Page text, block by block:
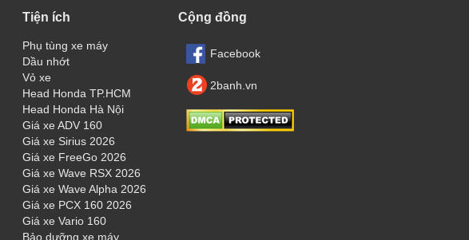
Tiện ích
Phụ tùng xe máy
Dầu nhớt
Vỏ xe
Head Honda TP.HCM
Head Honda Hà Nội
Giá xe ADV 160
Giá xe Sirius 2026
Giá xe FreeGo 2026
Giá xe Wave RSX 2026
Giá xe Wave Alpha 2026
Giá xe PCX 160 2026
Giá xe Vario 160
Bảo dưỡng xe máy
Cộng đồng
Facebook
2banh.vn